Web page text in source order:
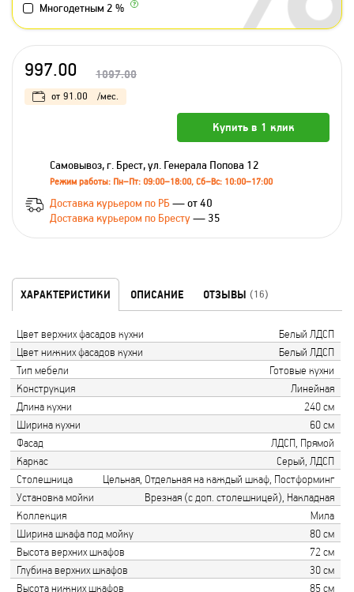
Многодетным 2 %
997.00 1097.00
от 91.00 /мес.
Купить в 1 клик
Самовывоз, г. Брест, ул. Генерала Попова 12
Режим работы: Пн–Пт: 09:00–18:00, Сб–Вс: 10:00–17:00
Доставка курьером по РБ — от 40
Доставка курьером по Бресту— 35
ХАРАКТЕРИСТИКИ ОПИСАНИЕ ОТЗЫВЫ (16)
Цвет верхних фасадов кухни
Белый ЛДСП
Цвет нижних фасадов кухни
Белый ЛДСП
Тип мебели
Готовые кухни
Конструкция
Линейная
Длина кухни
240 см
Ширина кухни
60 см
Фасад
ЛДСП, Прямой
Каркас
Серый, ЛДСП
Столешница
Цельная, Отдельная на каждый шкаф, Постформинг
Установка мойки
Врезная (с доп. столешницей), Накладная
Коллекция
Мила
Ширина шкафа под мойку
80 см
Высота верхних шкафов
72 см
Глубина верхних шкафов
30 см
Высота нижних шкафов
85 см